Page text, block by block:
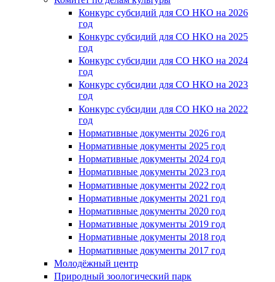
Конкурс субсидий для СО НКО на 2026
год
Конкурс субсидий для СО НКО на 2025
год
Конкурс субсидии для СО НКО на 2024
год
Конкурс субсидии для СО НКО на 2023
год
Конкурс субсидии для СО НКО на 2022
год
Нормативные документы 2026 год
Нормативные документы 2025 год
Нормативные документы 2024 год
Нормативные документы 2023 год
Нормативные документы 2022 год
Нормативные документы 2021 год
Нормативные документы 2020 год
Нормативные документы 2019 год
Нормативные документы 2018 год
Нормативные документы 2017 год
Молодёжный центр
Природный зоологический парк